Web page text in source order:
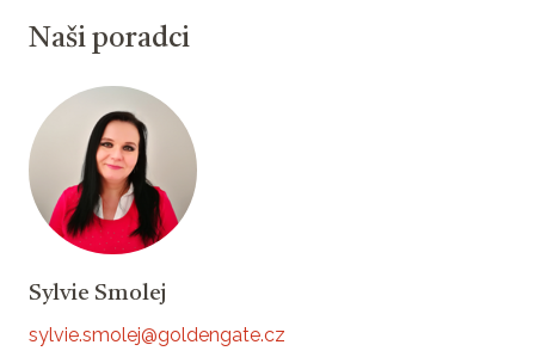
Naši poradci
Sylvie Smolej
sylvie.smolej@goldengate.cz